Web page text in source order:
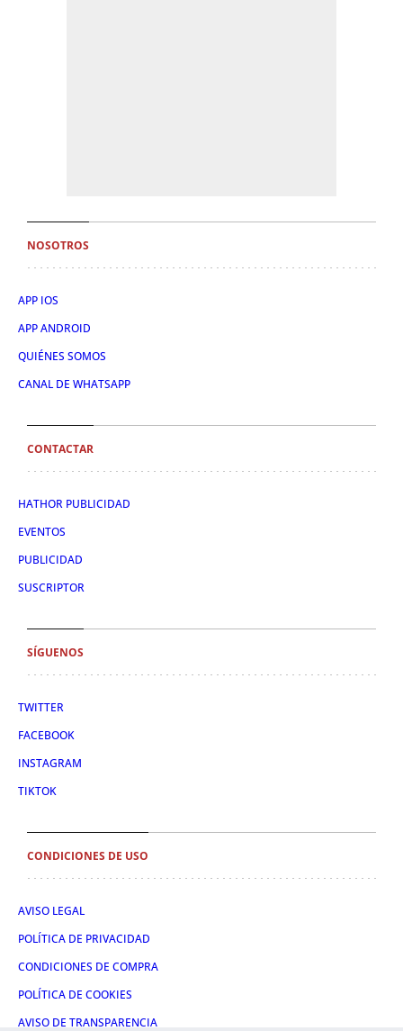
NOSOTROS
APP IOS
APP ANDROID
QUIÉNES SOMOS
CANAL DE WHATSAPP
CONTACTAR
HATHOR PUBLICIDAD
EVENTOS
PUBLICIDAD
SUSCRIPTOR
SÍGUENOS
TWITTER
FACEBOOK
INSTAGRAM
TIKTOK
CONDICIONES DE USO
AVISO LEGAL
POLÍTICA DE PRIVACIDAD
CONDICIONES DE COMPRA
POLÍTICA DE COOKIES
AVISO DE TRANSPARENCIA